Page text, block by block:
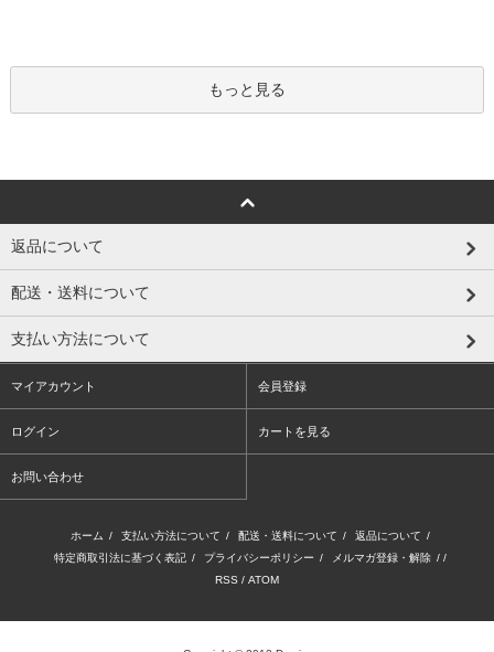
もっと見る
返品について
配送・送料について
支払い方法について
マイアカウント 会員登録
ログイン カートを見る
お問い合わせ
ホーム / 支払い方法について / 配送・送料について / 返品について /
特定商取引法に基づく表記 / プライバシーポリシー / メルマガ登録・解除 / /
RSS / ATOM